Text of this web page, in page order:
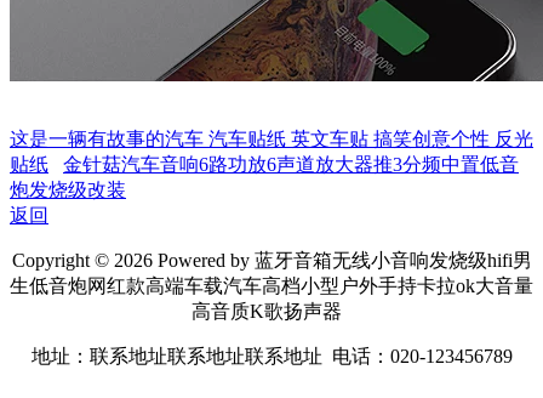
这是一辆有故事的汽车 汽车贴纸 英文车贴 搞笑创意个性 反光
贴纸
金针菇汽车音响6路功放6声道放大器推3分频中置低音
炮发烧级改装
返回
Copyright © 2026 Powered by 蓝牙音箱无线小音响发烧级hifi男
生低音炮网红款高端车载汽车高档小型户外手持卡拉ok大音量
高音质K歌扬声器
地址：联系地址联系地址联系地址 电话：020-123456789